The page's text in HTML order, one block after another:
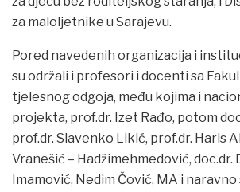
za maloljetnike u Sarajevu.
Pored navedenih organizacija i
su održali i profesori i docenti sa
tjelesnog odgoja, među kojima i
projekta, prof.dr. Izet Rađo, potom
prof.dr. Slavenko Likić, prof.dr. Haris
Vranešić – Hadžimehmedović, doc.dr.
Imamović, Nedim Čović, MA i